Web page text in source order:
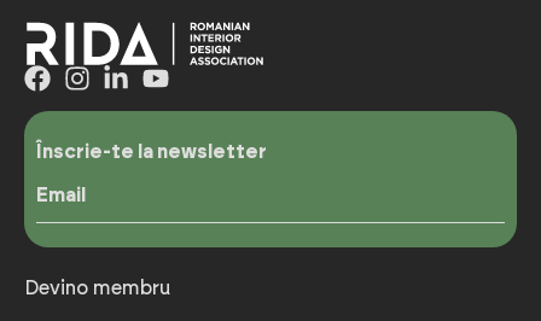
Înscrie-te la newsletter
Email
Devino membru